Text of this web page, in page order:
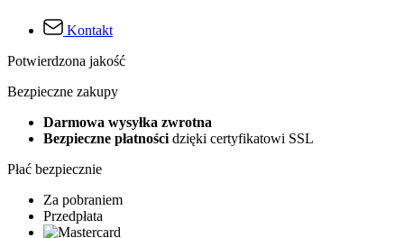
Kontakt
Potwierdzona jakość
Bezpieczne zakupy
Darmowa wysyłka zwrotna
Bezpieczne płatności dzięki certyfikatowi SSL
Płać bezpiecznie
Za pobraniem
Przedpłata